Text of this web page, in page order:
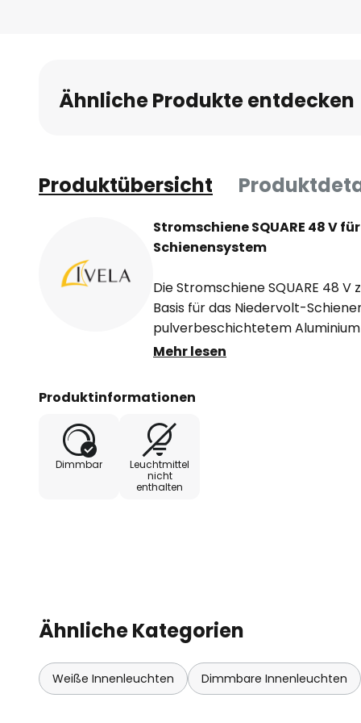
Ähnliche Produkte entdecken
Produktübersicht
Stromschiene SQUARE 48 V
Schienensystem
Die Stromschiene SQUARE 48
Basis für das Niedervolt-
pulverbeschichtetem
dimmbar, insgesamt können
Phasen vorhanden, sodass die
auf die Pendelmontage möglich.
Mehr lesen
Produktinformationen
Dimmbar
Leuchtmittel
nicht
enthalten
Ähnliche Kategorien
Weiße Innenleuchten Dimmbare Innenleuchten